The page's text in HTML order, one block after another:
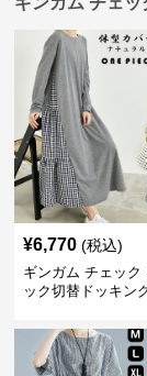
¥6,770 (税込)
ギンガム チェック
ック切替ドッキン